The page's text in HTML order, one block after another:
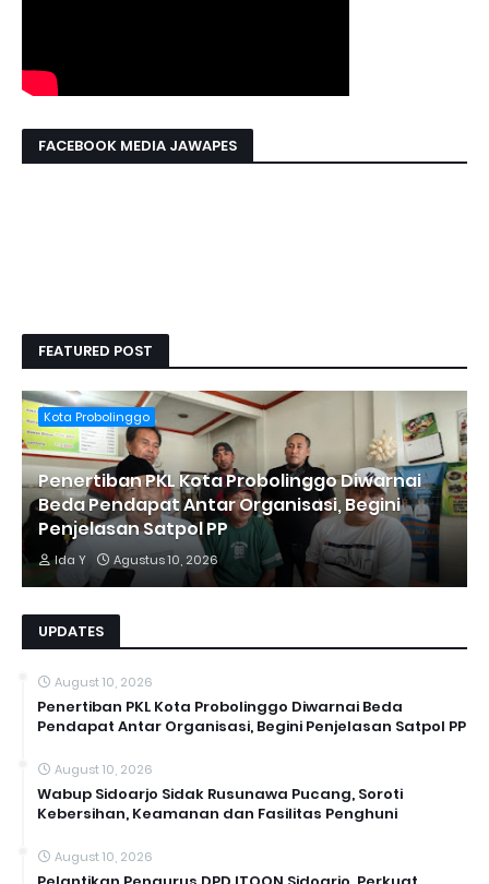
FACEBOOK MEDIA JAWAPES
FEATURED POST
Kota Probolinggo
Penertiban PKL Kota Probolinggo Diwarnai
Beda Pendapat Antar Organisasi, Begini
Penjelasan Satpol PP
Ida Y Agustus 10, 2026
UPDATES
August 10, 2026
Penertiban PKL Kota Probolinggo Diwarnai Beda
Pendapat Antar Organisasi, Begini Penjelasan Satpol PP
August 10, 2026
Wabup Sidoarjo Sidak Rusunawa Pucang, Soroti
Kebersihan, Keamanan dan Fasilitas Penghuni
August 10, 2026